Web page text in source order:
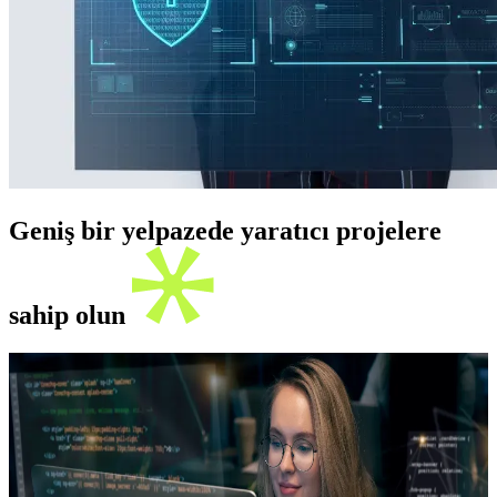
Geniş bir yelpazede yaratıcı projelere
sahip olun